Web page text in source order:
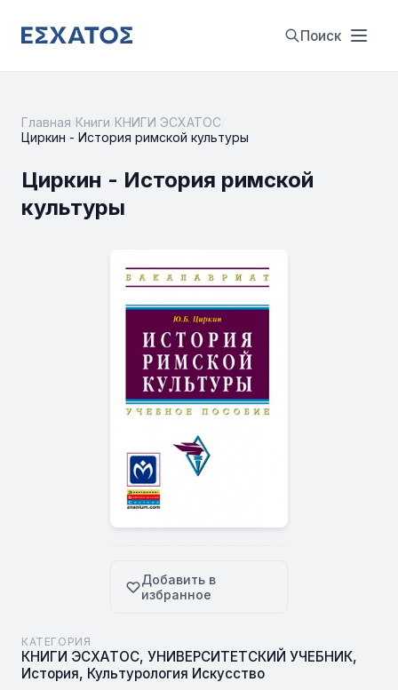
Поиск
Главная Книги КНИГИ ЭСХАТОС
Циркин - История римской культуры
Циркин - История римской
культуры
Добавить в
избранное
КАТЕГОРИЯ
КНИГИ ЭСХАТОС, УНИВЕРСИТЕТСКИЙ УЧЕБНИК,
История, Культурология Искусство